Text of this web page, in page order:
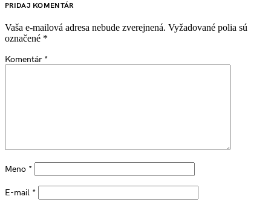
PRIDAJ KOMENTÁR
Vaša e-mailová adresa nebude zverejnená. Vyžadované polia sú
označené *
Komentár *
Meno *
E-mail *